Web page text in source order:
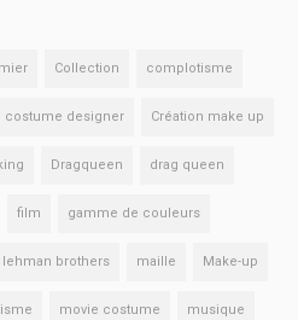
Collection complotisme
costume designer Création make up
Dragqueen drag queen
film gamme de couleurs
lehman brothers maille Make-up
movie costume musique